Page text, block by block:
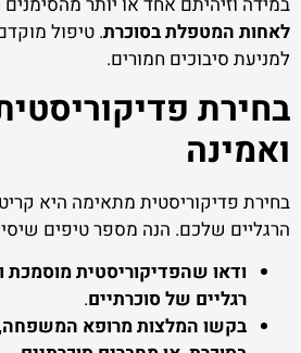
לאחות המטפלת בסוכרת. טיפול
למניעת סיבוכים חמורים.
בחירת
ואמינה
בחירת פדיקוריסטית מתאימה היא
הרגליים שלכם. הנה מספר טיפים
ודאו שהפדיקוריסטית מוסמכת
רגליים של סוכרתיים.
בקשו המלצות מרופא